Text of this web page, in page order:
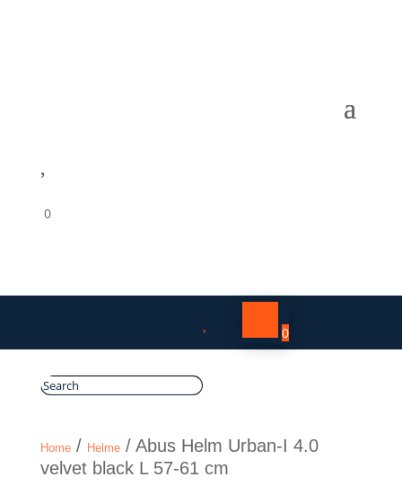
0
0
Home/ Helme/ Abus Helm Urban-I 4.0
velvet black L 57-61 cm